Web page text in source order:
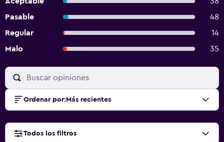
Pasable
48
Regular
14
Malo
35
Ordenar por: Más recientes
Todos los filtros